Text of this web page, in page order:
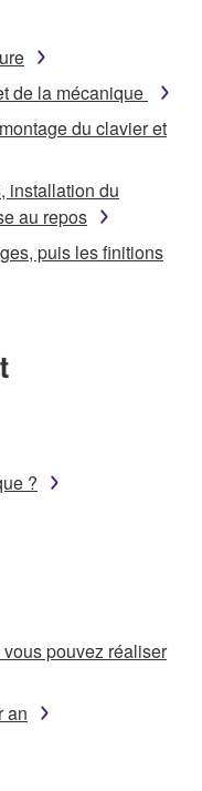
de la mécanique
du clavier et
installation du
au repos
puis les finitions
?
vous pouvez réaliser
an